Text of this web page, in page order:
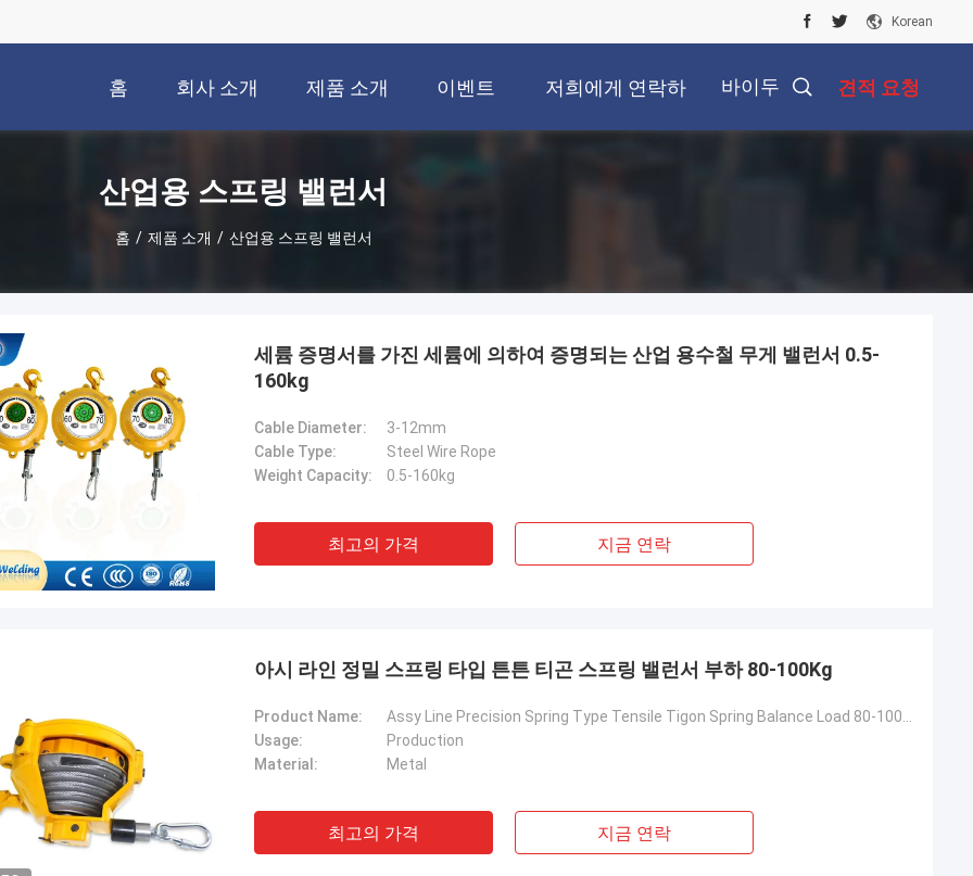
Korean
홈 회사 소개 제품 소개 이벤트 저희에게 연락하 바이두 견적 요청
산업용 스프링 밸런서
홈 / 제품 소개 / 산업용 스프링 밸런서
세륨 증명서를 가진 세륨에 의하여 증명되는 산업 용수철 무게 밸런서 0.5-
160kg
Cable Diameter:
3-12mm
Cable Type:
Steel Wire Rope
Weight Capacity:
0.5-160kg
최고의 가격 지금 연락
아시 라인 정밀 스프링 타입 튼튼 티곤 스프링 밸런서 부하 80-100Kg
Product Name:
Usage:
Production
Material:
Metal
최고의 가격 지금 연락